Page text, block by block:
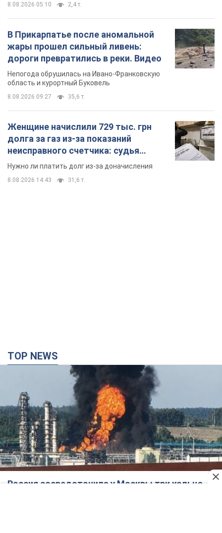
8.08.2026 05:10 2,4 т.
В Прикарпатье после аномальной
жары прошел сильный ливень:
дороги превратились в реки. Видео
Непогода обрушилась на Ивано-Франковскую
область и курортный Буковель
8.08.2026 09:27 35,6 т.
Женщине начислили 729 тыс. грн
долга за газ из-за показаний
неисправного счетчика: судья
вынес неожиданное решение
Нужно ли платить долг из-за доначисления
8.08.2026 14:43 31,6 т.
TOP NEWS
Россия сосредоточила у Москвы три кольца